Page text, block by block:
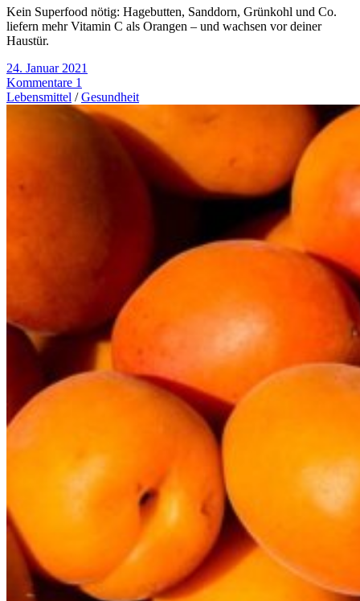
Kein Superfood nötig: Hagebutten, Sanddorn, Grünkohl und Co.
liefern mehr Vitamin C als Orangen – und wachsen vor deiner
Haustür.
24. Januar 2021
Kommentare 1
Lebensmittel /Gesundheit